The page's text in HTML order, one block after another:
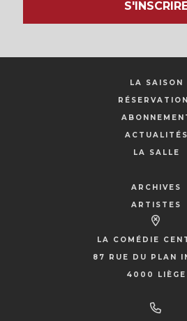
LA SAISON
ACTUALITÉS
LA SALLE
ARCHIVES
ARTISTES
LA COMÉDIE
87 RUE DU PLAN
4000 LIÈGE